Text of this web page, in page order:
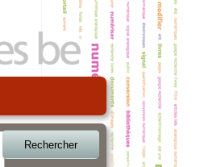
Rechercher